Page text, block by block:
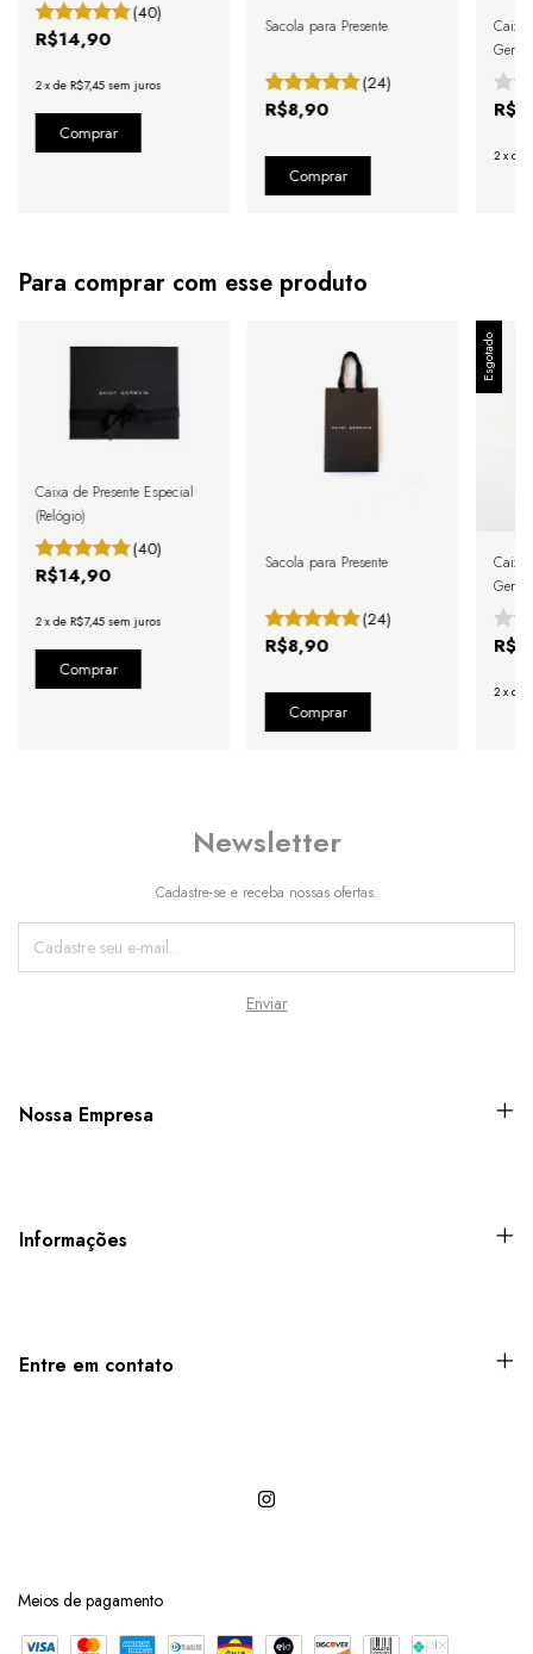
(40)
R$14,90
2 xde R$7,45 sem juros
Sacola para Presente
(24)
R$8,90
Caixa
2 x de
Para comprar com esse produto
Caixa de Presente Especial
(Relógio)
(40)
R$14,90
2 xde R$7,45 sem juros
Sacola para Presente
(24)
R$8,90
Esgotado
Caixa
2 x de
Newsletter
Cadastre-se e receba nossas ofertas.
Nossa Empresa
Informações
Entre em contato
Meios de pagamento